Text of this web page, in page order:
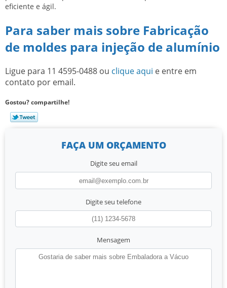
eficiente e ágil.
Para saber mais sobre Fabricação
de moldes para injeção de alumínio
Ligue para 11 4595-0488 ou clique aqui e entre em
contato por email.
Gostou? compartilhe!
FAÇA UM ORÇAMENTO
Digite seu email
Digite seu telefone
Mensagem